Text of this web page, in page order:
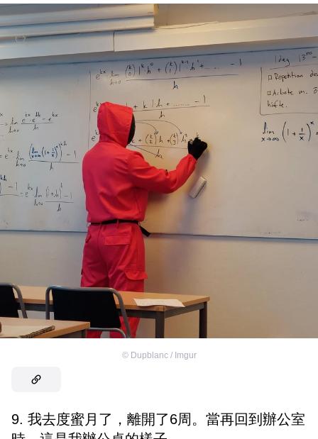
© Dupblanc / Imgur
9. 我去度蜜月了，離開了6周。當再回到辦公室